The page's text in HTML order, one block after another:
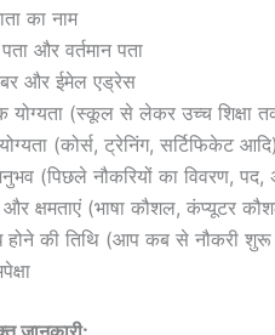
का नाम
और वर्तमान पता
और ईमेल एड्रेस
योग्यता (स्कूल से लेकर उच्च शिक्षा
(कोर्स, ट्रेनिंग, सर्टिफिकेट आदि)
(पिछले नौकरियों का विवरण, पद,
क्षमताएं (भाषा कौशल, कंप्यूटर
होने की तिथि (आप कब से नौकरी